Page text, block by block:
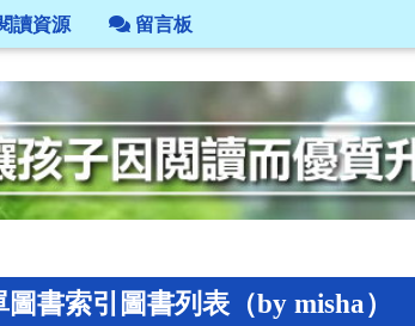
讀資源 留言板
書索引圖書列表（by misha）